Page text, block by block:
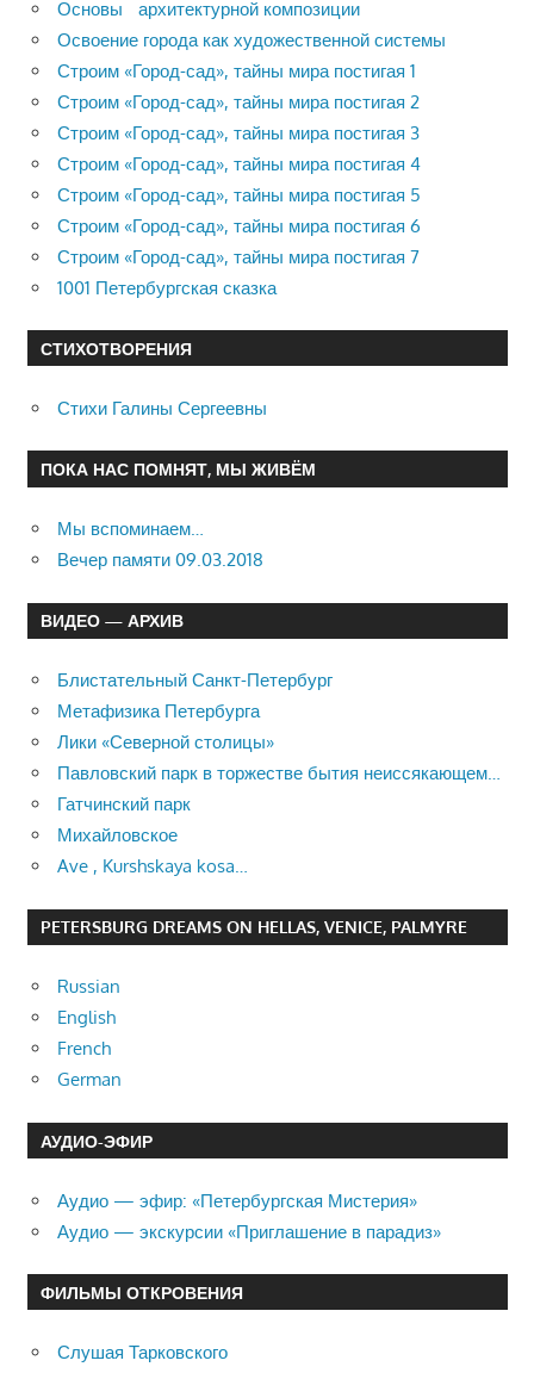
Основы архитектурной композиции
Освоение города как художественной системы
Строим «Город-сад», тайны мира постигая 1
Строим «Город-сад», тайны мира постигая 2
Строим «Город-сад», тайны мира постигая 3
Строим «Город-сад», тайны мира постигая 4
Строим «Город-сад», тайны мира постигая 5
Строим «Город-сад», тайны мира постигая 6
Строим «Город-сад», тайны мира постигая 7
1001 Петербургская сказка
СТИХОТВОРЕНИЯ
Стихи Галины Сергеевны
ПОКА НАС ПОМНЯТ, МЫ ЖИВЁМ
Мы вспоминаем…
Вечер памяти 09.03.2018
ВИДЕО — АРХИВ
Блистательный Санкт-Петербург
Метафизика Петербурга
Лики «Северной столицы»
Павловский парк в торжестве бытия неиссякающем…
Гатчинский парк
Михайловское
Ave , Kurshskaya kosa…
PETERSBURG DREAMS ON HELLAS, VENICE, PALMYRE
Russian
English
French
German
АУДИО-ЭФИР
Аудио — эфир: «Петербургская Мистерия»
Аудио — экскурсии «Приглашение в парадиз»
ФИЛЬМЫ ОТКРОВЕНИЯ
Слушая Тарковского